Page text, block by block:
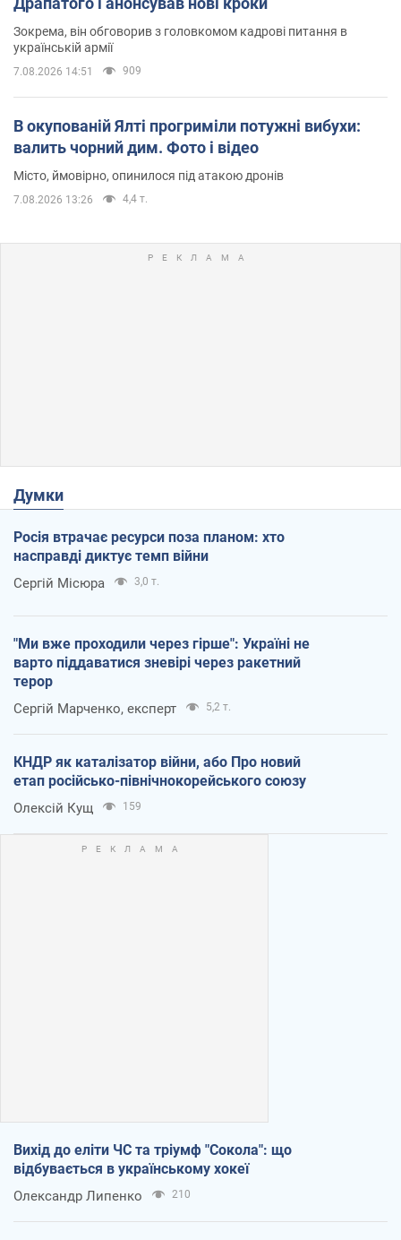
Зокрема, він обговорив з головкомом кадрові питання в
українській армії
7.08.2026 14:51 909
В окупованій Ялті прогриміли потужні вибухи:
валить чорний дим. Фото і відео
Місто, ймовірно, опинилося під атакою дронів
7.08.2026 13:26 4,4 т.
Думки
Росія втрачає ресурси поза планом: хто
насправді диктує темп війни
Сергій Місюра 3,0 т.
"Ми вже проходили через гірше": Україні не
варто піддаватися зневірі через ракетний
терор
Сергій Марченко, експерт 5,2 т.
КНДР як каталізатор війни, або Про новий
етап російсько-північнокорейського союзу
Олексій Кущ 159
Вихід до еліти ЧС та тріумф "Сокола": що
відбувається в українському хокеї
Олександр Липенко 210